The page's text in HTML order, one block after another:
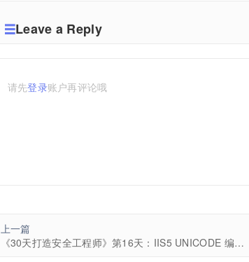
Leave a Reply
请先登录账户再评论哦
上一篇
《30天打造安全工程师》第16天：IIS5 UNICODE 编码漏洞